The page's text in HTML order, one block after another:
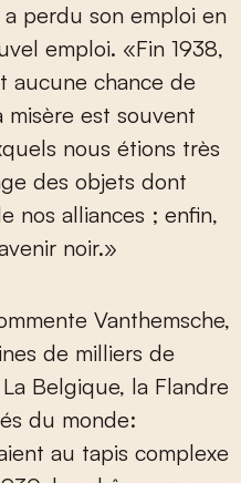
perdu son emploi en
emploi. «Fin 1938,
aucune chance de
est souvent
nous étions très
des objets dont
nos alliances ; enfin,
noir.»
Vanthemsche,
de milliers de
Belgique, la Flandre
du monde:
au tapis complexe